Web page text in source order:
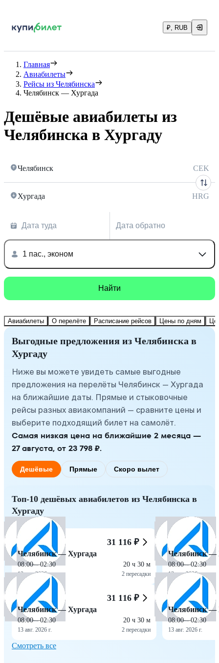
₽, RUB
Главная
Авиабилеты
Рейсы из Челябинска
Челябинск — Хургада
Дешёвые авиабилеты из
Челябинска в Хургаду
Челябинск CEK
Хургада HRG
Дата туда Дата обратно
1 пас., эконом
Найти
Авиабилеты О перелёте Расписание рейсов Цены по дням
Выгодные предложения из Челябинска в
Хургаду
Ниже вы можете увидеть самые выгодные
предложения на перелёты Челябинск — Хургада
на ближайшие даты. Прямые и стыковочные
рейсы разных авиакомпаний — сравните цены и
выберите подходящий билет на самолёт.
Самая низкая цена на ближайшие 2 месяца —
27 августа, от 23 798 ₽.
Дешёвые Прямые Скоро вылет
Топ-10 дешёвых авиабилетов из Челябинска в
Хургаду
31 116 ₽
Челябинск — Хургада
08:00—02:30
13 авг. 2026 г.
20 ч 30 м
2 пересадки
31 116 ₽
Челябинск — Хургада
08:00—02:30
13 авг. 2026 г.
20 ч 30 м
2 пересадки
Челябинск —
08:00—02:30
13 авг. 2026 г.
Челябинск —
08:00—02:30
13 авг. 2026 г.
Смотреть все